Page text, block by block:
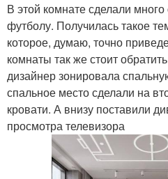
В этой комнате сделали
футболу. Получилась такое
которое, думаю, точно
комнаты так же стоит
дизайнер зонировала
спальное место сделали на
кровати. А внизу поставили
просмотра телевизора